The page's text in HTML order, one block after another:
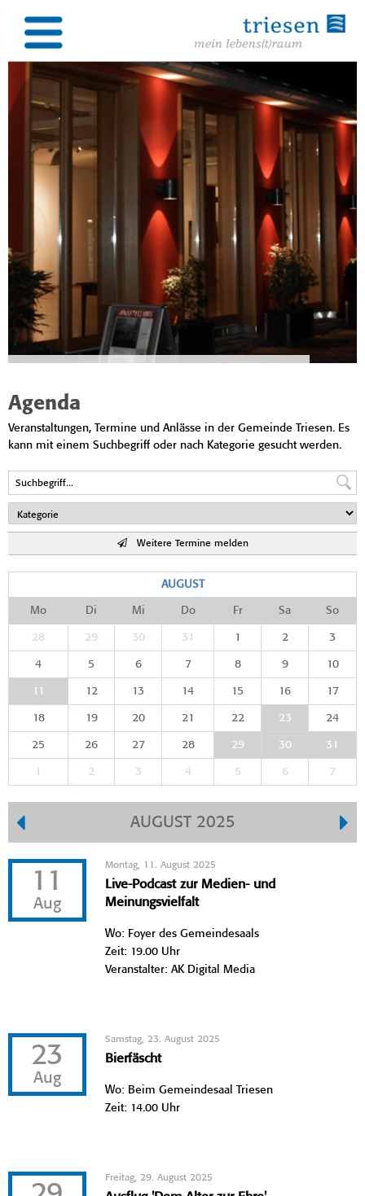
Agenda
Veranstaltungen, Termine und Anlässe in der Gemeinde Triesen. Es
kann mit einem Suchbegriff oder nach Kategorie gesucht werden.
Weitere Termine melden
AUGUST
Mo Di Mi Do Fr Sa So
28 29 30 31 1 2 3
4 5 6 7 8 9 10
11 12 13 14 15 16 17
18 19 20 21 22 23 24
25 26 27 28 29 30 31
1 2 3 4 5 6 7
AUGUST 2025
11
Aug
Montag, 11. August 2025
Live-Podcast zur Medien- und
Meinungsvielfalt
Wo: Foyer des Gemeindesaals
Zeit: 19.00 Uhr
Veranstalter: AK Digital Media
23
Aug
Samstag, 23. August 2025
Bierfäscht
Wo: Beim Gemeindesaal Triesen
Zeit: 14.00 Uhr
Freitag, 29. August 2025